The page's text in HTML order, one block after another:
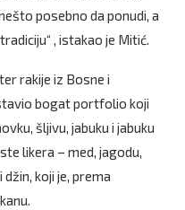
posebno da ponudi, a
, istakao je Mitić.
rakije iz Bosne i
bogat portfolio koji
šljivu, jabuku i jabuku
likera – med, jagodu,
koji je, prema